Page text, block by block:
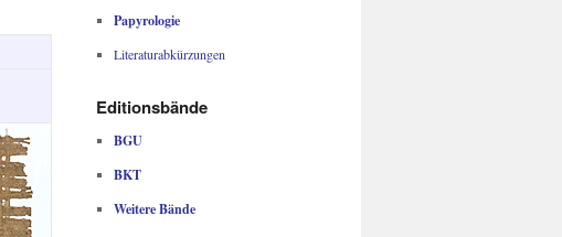
Papyrologie
Literaturabkürzungen
Editionsbände
BGU
BKT
Weitere Bände